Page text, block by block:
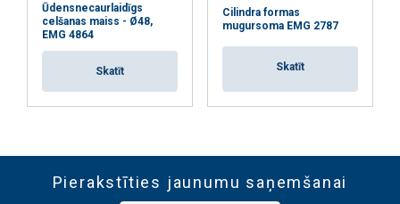
Ūdensnecaurlaidīgs
celšanas maiss - Ø48,
EMG 4864
Skatīt
Cilindra formas
mugursoma EMG 2787
Skatīt
Pierakstīties jaunumu saņemšanai